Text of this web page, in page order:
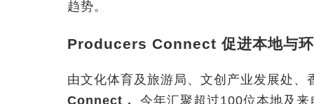
趋势。
Producers Connect促进本地与
由文化体育及旅游局、文创产业发展处
Connect ，
今年汇聚超过100位本地及